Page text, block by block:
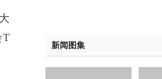
T
新闻图集